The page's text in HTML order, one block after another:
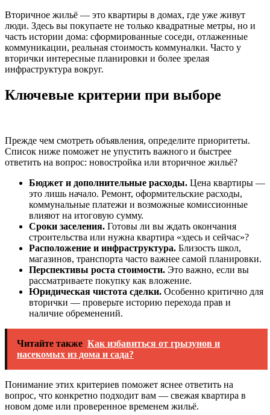
Вторичное жильё — это квартиры в домах, где уже живут
люди. Здесь вы покупаете не только квадратные метры, но и
часть истории дома: сформированные соседи, отлаженные
коммуникации, реальная стоимость коммуналки. Часто у
вторички интересные планировки и более зрелая
инфраструктура вокруг.
Ключевые критерии при выборе
Прежде чем смотреть объявления, определите приоритеты.
Список ниже поможет не упустить важного и быстрее
ответить на вопрос: новостройка или вторичное жильё?
Бюджет и дополнительные расходы. Цена квартиры —
это лишь начало. Ремонт, оформительские расходы,
коммунальные платежи и возможные комиссионные
влияют на итоговую сумму.
Сроки заселения. Готовы ли вы ждать окончания
строительства или нужна квартира «здесь и сейчас»?
Расположение и инфраструктура. Близость школ,
магазинов, транспорта часто важнее самой планировки.
Перспективы роста стоимости. Это важно, если вы
рассматриваете покупку как вложение.
Юридическая чистота сделки. Особенно критично для
вторички — проверьте историю перехода прав и
наличие обременений.
Читайте также Как избавиться от грызунов и
насекомых из дома и сада?
Понимание этих критериев поможет яснее ответить на
вопрос, что конкретно подходит вам — свежая квартира в
новом доме или проверенное временем жильё.